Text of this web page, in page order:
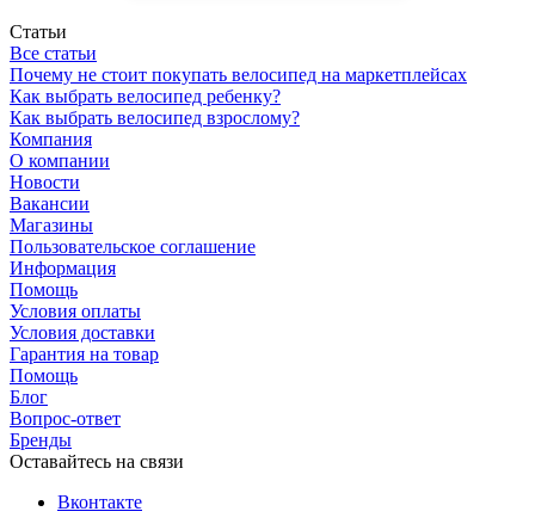
Статьи
Все статьи
Почему не стоит покупать велосипед на маркетплейсах
Как выбрать велосипед ребенку?
Как выбрать велосипед взрослому?
Компания
О компании
Новости
Вакансии
Магазины
Пользовательское соглашение
Информация
Помощь
Условия оплаты
Условия доставки
Гарантия на товар
Помощь
Блог
Вопрос-ответ
Бренды
Оставайтесь на связи
Вконтакте